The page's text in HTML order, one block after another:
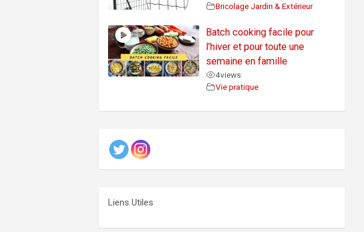
Bricolage Jardin & Extérieur
Batch cooking facile pour
l’hiver et pour toute une
semaine en famille
4views
Vie pratique
Liens Utiles